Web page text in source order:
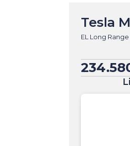
Tesla
EL Long Range